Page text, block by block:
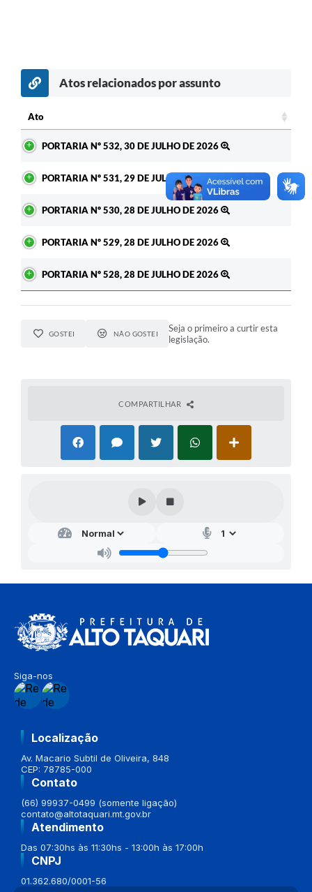
Atos relacionados por assunto
Ato
PORTARIA Nº 532, 30 DE JULHO DE 2026
PORTARIA Nº 531, 29 DE JULHO DE 2026
PORTARIA Nº 530, 28 DE JULHO DE 2026
PORTARIA Nº 529, 28 DE JULHO DE 2026
PORTARIA Nº 528, 28 DE JULHO DE 2026
GOSTEI NÃO GOSTEI
Seja o primeiro a curtir esta
legislação.
COMPARTILHAR
Siga-nos
Localização
Av. Macario Subtil de Oliveira, 848
CEP: 78785-000
Contato
(66) 99937-0499 (somente ligação)
contato@altotaquari.mt.gov.br
Atendimento
Das 07:30hs às 11:30hs - 13:00h às 17:00h
CNPJ
01.362.680/0001-56